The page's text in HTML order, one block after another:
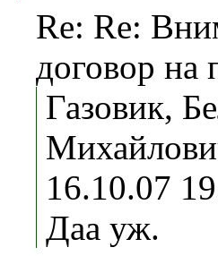
Re: Re:
договор на
Газовик,
16.10.07
Даа уж.